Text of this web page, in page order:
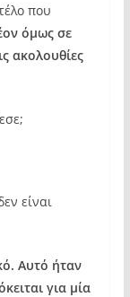
που
όμως σε
ακολουθίες
είναι
Αυτό ήταν
για μία